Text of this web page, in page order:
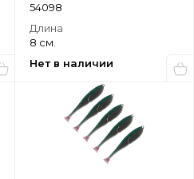
54098
Длина
8 см.
Нет в наличии